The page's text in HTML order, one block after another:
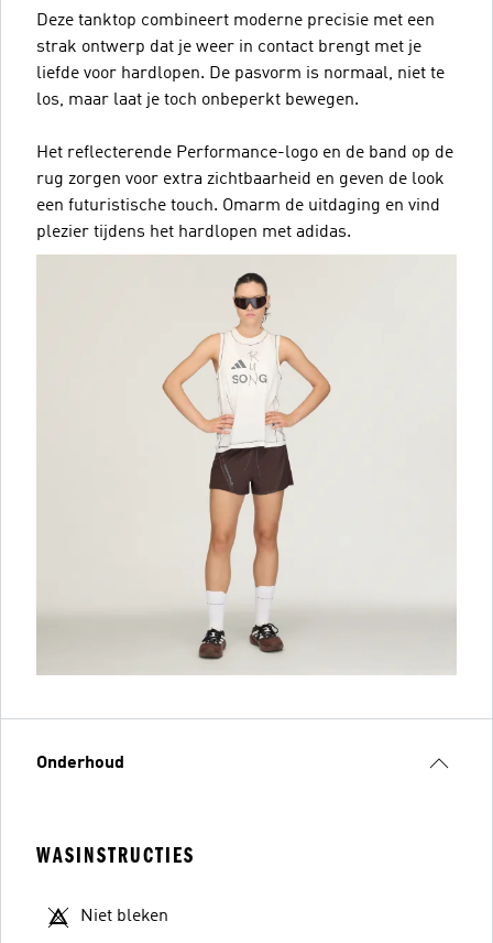
Deze tanktop combineert moderne precisie met een
strak ontwerp dat je weer in contact brengt met je
liefde voor hardlopen. De pasvorm is normaal, niet te
los, maar laat je toch onbeperkt bewegen.
Het reflecterende Performance-logo en de band op de
rug zorgen voor extra zichtbaarheid en geven de look
een futuristische touch. Omarm de uitdaging en vind
plezier tijdens het hardlopen met adidas.
Onderhoud
WASINSTRUCTIES
Niet bleken